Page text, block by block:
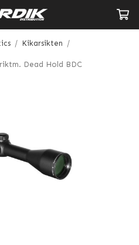
/ Kikarsikten /
Dead Hold BDC